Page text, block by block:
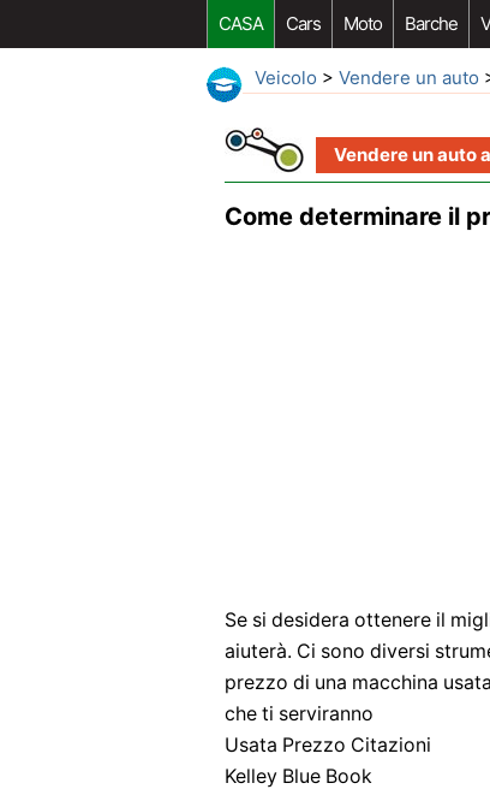
CASA Cars Moto Barche
Veicolo > Vendere un auto
Vendere un auto
Come determinare il
Se si desidera ottenere il
aiuterà. Ci sono diversi
prezzo di una macchina
che ti serviranno
Usata Prezzo Citazioni
Kelley Blue Book